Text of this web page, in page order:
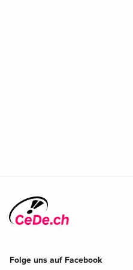
Folge uns auf Facebook